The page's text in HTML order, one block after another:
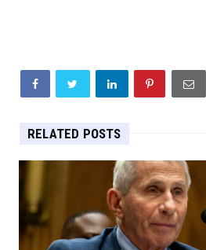
RELATED POSTS